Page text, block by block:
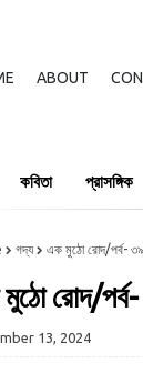
ABOUT
কবিতা প্রাসঙ্গিক
গদ্য এক মুঠো রোদ/পর্ব-
রোদ/
13, 2024